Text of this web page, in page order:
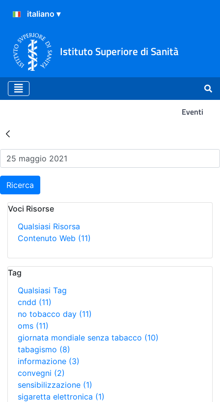
Istituto Superiore di Sanità
Eventi
Risultati della Ricerca -
Ricerca
Voci Risorse
Qualsiasi Risorsa
Contenuto Web (11)
Tag
Qualsiasi Tag
cndd (11)
no tobacco day (11)
oms (11)
giornata mondiale senza tabacco (10)
tabagismo (8)
informazione (3)
convegni (2)
sensibilizzazione (1)
sigaretta elettronica (1)